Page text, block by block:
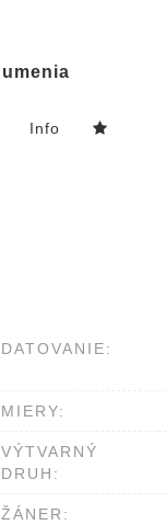
umenia
Info
DATOVANIE:
MIERY:
VÝTVARNÝ
DRUH:
ŽÁNER: